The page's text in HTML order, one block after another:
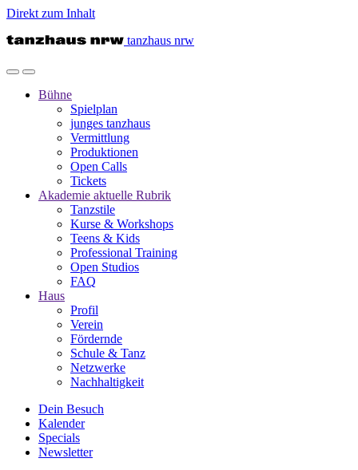
Direkt zum Inhalt
tanzhaus nrw
Bühne
Spielplan
junges tanzhaus
Vermittlung
Produktionen
Open Calls
Tickets
Akademie aktuelle Rubrik
Tanzstile
Kurse & Workshops
Teens & Kids
Professional Training
Open Studios
FAQ
Haus
Profil
Verein
Fördernde
Schule & Tanz
Netzwerke
Nachhaltigkeit
Dein Besuch
Kalender
Specials
Newsletter